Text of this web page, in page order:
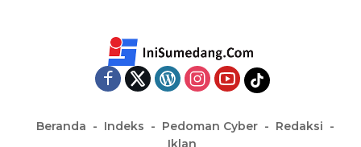
Beranda Indeks Pedoman Cyber
Redaksi
Iklan